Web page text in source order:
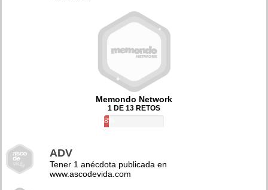
Memondo Network
1 DE 13 RETOS
8%
ADV
Tener 1 anécdota publicada en
www.ascodevida.com